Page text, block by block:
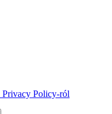
Privacy Policy-ról